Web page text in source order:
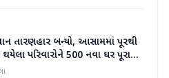
તારણહાર બન્યો, આસામમાં પૂરથી
થયેલા પરિવારોને 500 નવા ઘર પૂરા